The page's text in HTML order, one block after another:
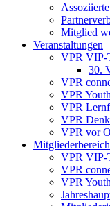
Mitglied
Veranstaltungen
VPR VIP-
30.
VPR
VPR
VPR
VPR
VPR vor
Mitgliederbereich
VPR VIP-
VPR
VPR